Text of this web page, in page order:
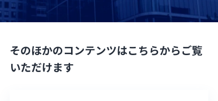
そのほかのコンテンツはこちらからご覧
いただけます